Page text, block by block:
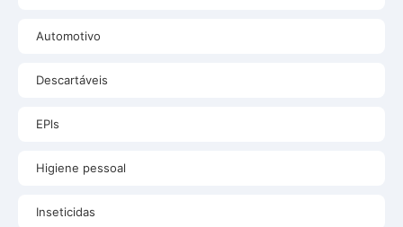
Automotivo
Descartáveis
EPls
Higiene pessoal
Inseticidas